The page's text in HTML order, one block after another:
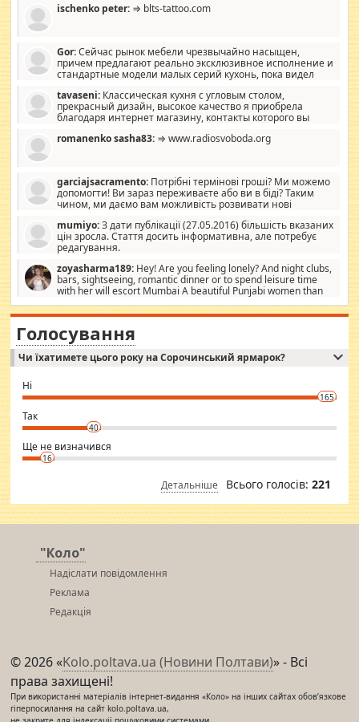
ischenko peter: ⇒ blts-tattoo.com
Gor:Сейчас рынок мебели чрезвычайно насыщен,
причем предлагают реально эксклюзивное исполнение и
стандартные модели малых серий кухонь, пока видел
стандартные формы, в MebelOk, креативненько и что главное -
со вкусом все в порядке, без ненужных наворотов удорожающих
мебель, а это не последний фактор.
tavaseni: Классическая кухня с угловым столом,
прекрасный дизайн, высокое качество я приобрела
благодаря интернет магазину, контакты которого вы
romanenko sasha83: ⇒ www.radiosvoboda.org
garciajsacramento: Потрібні термінові гроші? Ми можемо
допомогти! Ви зараз переживаєте або ви в біді? Таким
чином, ми даємо вам можливість розвивати нові
допомагати людям, які намагаються дати їм шанс. Кожен
заслуговує на другий шанс, і, оскільки влада не зможе, вони
повинні приймати від інших. Для нас нема багато суми, і зрілість
витрат, а тільки узгоджених сум і нічого іншого. Не чекайте і не
коментуйте цей пост. Введіть суму, яку ви хочете подати, і ми
зв'яжемося з вами з усіма варіантами. зв'яжіться з нами
сьогодні на garciajsacramento@gmail.com Вам потрібні термінові
гроші? Ми можемо допомогти!
mumiyo:З дати публікації (27.05.2016) більшість вказаних
цін зросла. Стаття досить інформативна, але потребує
редагування.
zoyasharma189: Hey! Are you feeling lonely? And night clubs,
bars, sightseeing, romantic dinner or to spend leisure time
with her will escort Mumbai A beautiful Punjabi women than
sexy escort companion in arms that you guys feel like 5 star luxury
hotel had to spend the night in their search for loved solitaire free
woman "Love Solitaire" beautiful figure and shapely body shapes.
Independent escort in Mumbai, truthful, friendly and cheerful girl.
WhatsApp via an easily can see the latest pictures of her body and the
want to meet new people. Sakshi Mirchandani health and figure
conscious in order to keep yourself fit and regularly go to the health
club.
⇒ sakshimirchandani.com
Голосування
Чи їхатимете цього року на Сорочинський ярмарок?
Ні
165
Так
40
Ще не визначився
16
Детальніше Всього голосів: 221
"Коло"
Надіслати повідомлення
Реклама
Редакція
© 2026 «Kolo.poltava.ua (Новини Полтави)» - Всі
права захищені!
При використанні матеріалів інтернет-видання «Коло» на інших сайтах обов’язкове
гіперпосилання на сайт kolo.poltava.ua,